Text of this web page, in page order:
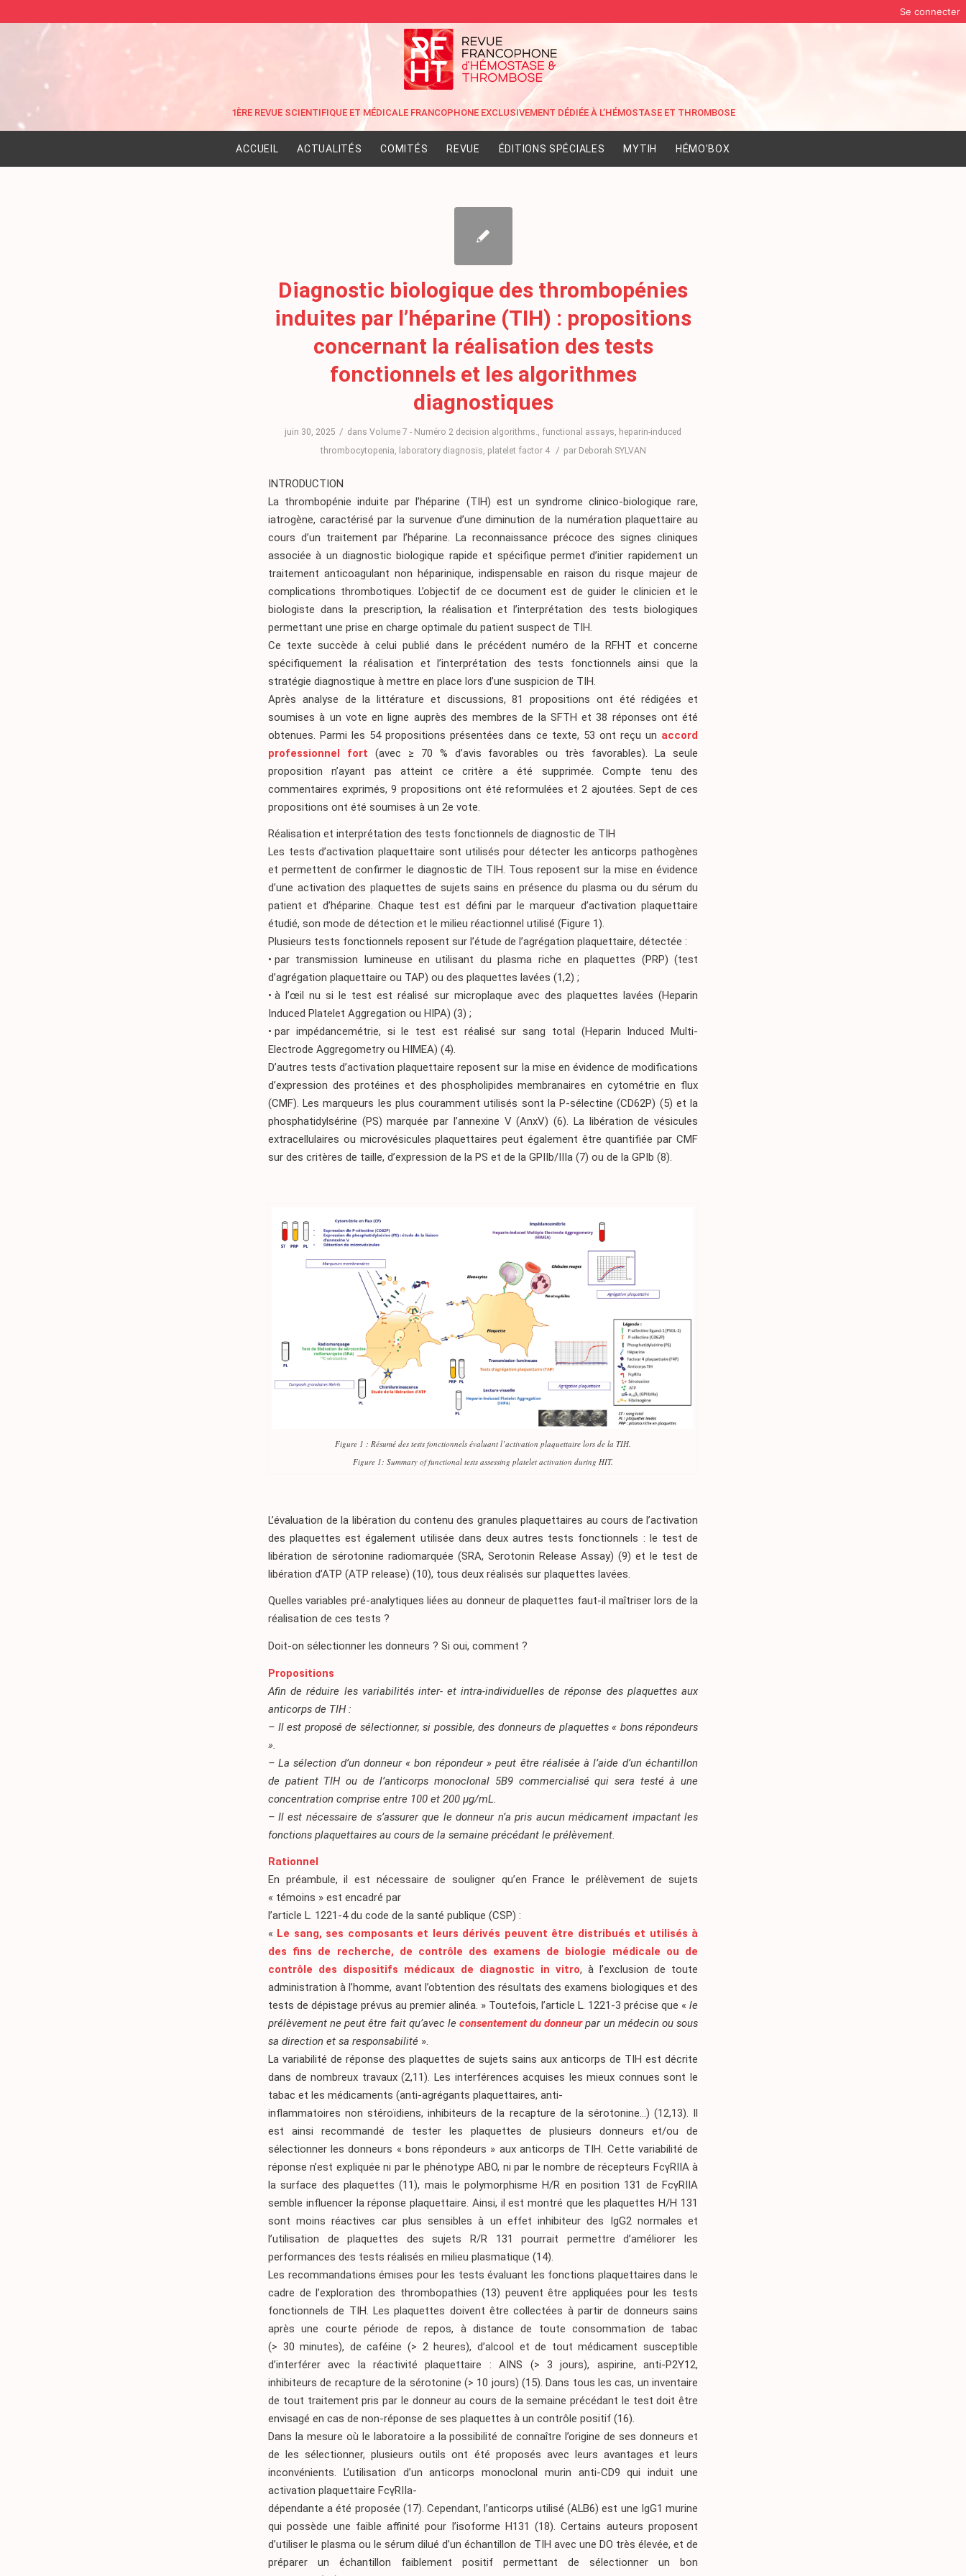
Se connecter
ACCUEIL ACTUALITÉS COMITÉS REVUE ÉDITIONS SPÉCIALES MYTIH HÉMO’BOX
Diagnostic biologique des thrombopénies
induites par l’héparine (TIH) : propositions
concernant la réalisation des tests
fonctionnels et les algorithmes
diagnostiques
juin 30, 2025 / dans Volume 7 - Numéro 2 decision algorithms., functional assays, heparin-induced
thrombocytopenia, laboratory diagnosis, platelet factor 4 / par Deborah SYLVAN
INTRODUCTION
La thrombopénie induite par l’héparine (TIH) est un syndrome clinico-biologique rare,
iatrogène, caractérisé par la survenue d’une diminution de la numération plaquettaire au
cours d’un traitement par l’héparine. La reconnaissance précoce des signes cliniques
associée à un diagnostic biologique rapide et spécifique permet d’initier rapidement un
traitement anticoagulant non héparinique, indispensable en raison du risque majeur de
complications thrombotiques. L’objectif de ce document est de guider le clinicien et le
biologiste dans la prescription, la réalisation et l’interprétation des tests biologiques
permettant une prise en charge optimale du patient suspect de TIH.
Ce texte succède à celui publié dans le précédent numéro de la RFHT et concerne
spécifiquement la réalisation et l’interprétation des tests fonctionnels ainsi que la
stratégie diagnostique à mettre en place lors d’une suspicion de TIH.
Après analyse de la littérature et discussions, 81 propositions ont été rédigées et
soumises à un vote en ligne auprès des membres de la SFTH et 38 réponses ont été
obtenues. Parmi les 54 propositions présentées dans ce texte, 53 ont reçu un accord
professionnel fort (avec ≥ 70 % d’avis favorables ou très favorables). La seule
proposition n’ayant pas atteint ce critère a été supprimée. Compte tenu des
commentaires exprimés, 9 propositions ont été reformulées et 2 ajoutées. Sept de ces
propositions ont été soumises à un 2e vote.
Réalisation et interprétation des tests fonctionnels de diagnostic de TIH
Les tests d’activation plaquettaire sont utilisés pour détecter les anticorps pathogènes
et permettent de confirmer le diagnostic de TIH. Tous reposent sur la mise en évidence
d’une activation des plaquettes de sujets sains en présence du plasma ou du sérum du
patient et d’héparine. Chaque test est défini par le marqueur d’activation plaquettaire
étudié, son mode de détection et le milieu réactionnel utilisé (Figure 1).
Plusieurs tests fonctionnels reposent sur l’étude de l’agrégation plaquettaire, détectée :
• par transmission lumineuse en utilisant du plasma riche en plaquettes (PRP) (test
d’agrégation plaquettaire ou TAP) ou des plaquettes lavées (1,2) ;
• à l’œil nu si le test est réalisé sur microplaque avec des plaquettes lavées (Heparin
Induced Platelet Aggregation ou HIPA) (3) ;
• par impédancemétrie, si le test est réalisé sur sang total (Heparin Induced Multi-
Electrode Aggregometry ou HIMEA) (4).
D’autres tests d’activation plaquettaire reposent sur la mise en évidence de modifications
d’expression des protéines et des phospholipides membranaires en cytométrie en flux
(CMF). Les marqueurs les plus couramment utilisés sont la P-sélectine (CD62P) (5) et la
phosphatidylsérine (PS) marquée par l’annexine V (AnxV) (6). La libération de vésicules
extracellulaires ou microvésicules plaquettaires peut également être quantifiée par CMF
sur des critères de taille, d’expression de la PS et de la GPIIb/IIIa (7) ou de la GPIb (8).
Figure 1 : Résumé des tests fonctionnels évaluant l’activation plaquettaire lors de la TIH.
Figure 1: Summary of functional tests assessing platelet activation during HIT.
L’évaluation de la libération du contenu des granules plaquettaires au cours de l’activation
des plaquettes est également utilisée dans deux autres tests fonctionnels : le test de
libération de sérotonine radiomarquée (SRA, Serotonin Release Assay) (9) et le test de
libération d’ATP (ATP release) (10), tous deux réalisés sur plaquettes lavées.
Quelles variables pré-analytiques liées au donneur de plaquettes faut-il maîtriser lors de la
réalisation de ces tests ?
Doit-on sélectionner les donneurs ? Si oui, comment ?
Propositions
Afin de réduire les variabilités inter- et intra-individuelles de réponse des plaquettes aux
anticorps de TIH :
– Il est proposé de sélectionner, si possible, des donneurs de plaquettes « bons répondeurs
».
– La sélection d’un donneur « bon répondeur » peut être réalisée à l’aide d’un échantillon
de patient TIH ou de l’anticorps monoclonal 5B9 commercialisé qui sera testé à une
concentration comprise entre 100 et 200 µg/mL.
– Il est nécessaire de s’assurer que le donneur n’a pris aucun médicament impactant les
fonctions plaquettaires au cours de la semaine précédant le prélèvement.
Rationnel
En préambule, il est nécessaire de souligner qu’en France le prélèvement de sujets
« témoins » est encadré par
l’article L. 1221-4 du code de la santé publique (CSP) :
« Le sang, ses composants et leurs dérivés peuvent être distribués et utilisés à
des fins de recherche, de contrôle des examens de biologie médicale ou de
contrôle des dispositifs médicaux de diagnostic in vitro, à l’exclusion de toute
administration à l’homme, avant l’obtention des résultats des examens biologiques et des
tests de dépistage prévus au premier alinéa. » Toutefois, l’article L. 1221-3 précise que « le
prélèvement ne peut être fait qu’avec le consentement du donneurpar un médecin ou sous
sa direction et sa responsabilité ».
La variabilité de réponse des plaquettes de sujets sains aux anticorps de TIH est décrite
dans de nombreux travaux (2,11). Les interférences acquises les mieux connues sont le
tabac et les médicaments (anti-agrégants plaquettaires, anti-
inflammatoires non stéroïdiens, inhibiteurs de la recapture de la sérotonine…) (12,13). Il
est ainsi recommandé de tester les plaquettes de plusieurs donneurs et/ou de
sélectionner les donneurs « bons répondeurs » aux anticorps de TIH. Cette variabilité de
réponse n’est expliquée ni par le phénotype ABO, ni par le nombre de récepteurs FcγRIIA à
la surface des plaquettes (11), mais le polymorphisme H/R en position 131 de FcγRIIA
semble influencer la réponse plaquettaire. Ainsi, il est montré que les plaquettes H/H 131
sont moins réactives car plus sensibles à un effet inhibiteur des IgG2 normales et
l’utilisation de plaquettes des sujets R/R 131 pourrait permettre d’améliorer les
performances des tests réalisés en milieu plasmatique (14).
Les recommandations émises pour les tests évaluant les fonctions plaquettaires dans le
cadre de l’exploration des thrombopathies (13) peuvent être appliquées pour les tests
fonctionnels de TIH. Les plaquettes doivent être collectées à partir de donneurs sains
après une courte période de repos, à distance de toute consommation de tabac
(> 30 minutes), de caféine (> 2 heures), d’alcool et de tout médicament susceptible
d’interférer avec la réactivité plaquettaire : AINS (> 3 jours), aspirine, anti-P2Y12,
inhibiteurs de recapture de la sérotonine (> 10 jours) (15). Dans tous les cas, un inventaire
de tout traitement pris par le donneur au cours de la semaine précédant le test doit être
envisagé en cas de non-réponse de ses plaquettes à un contrôle positif (16).
Dans la mesure où le laboratoire a la possibilité de connaître l’origine de ses donneurs et
de les sélectionner, plusieurs outils ont été proposés avec leurs avantages et leurs
inconvénients. L’utilisation d’un anticorps monoclonal murin anti-CD9 qui induit une
activation plaquettaire FcγRIIa-
dépendante a été proposée (17). Cependant, l’anticorps utilisé (ALB6) est une IgG1 murine
qui possède une faible affinité pour l’isoforme H131 (18). Certains auteurs proposent
d’utiliser le plasma ou le sérum dilué d’un échantillon de TIH avec une DO très élevée, et de
préparer un échantillon faiblement positif permettant de sélectionner un bon